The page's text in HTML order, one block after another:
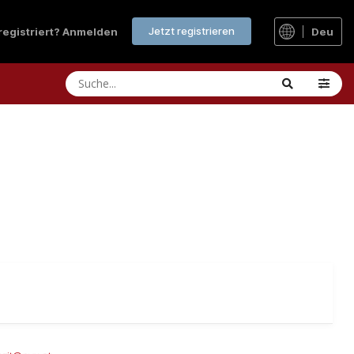
Anmelden Jetzt registrieren Deu